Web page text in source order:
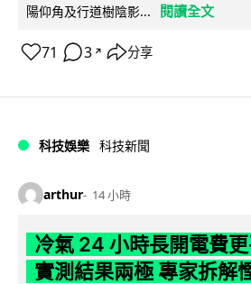
陽仰角及行道樹陰影...
閱讀全文
71 3 ↗ 分享
科技娛樂 科技新聞
arthur 14 小時
冷氣 24 小時長開電費
實測結果兩極 專家拆解